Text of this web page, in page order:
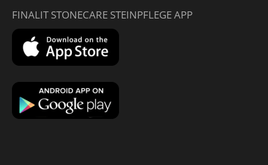
FINALIT STONECARE STEINPFLEGE APP